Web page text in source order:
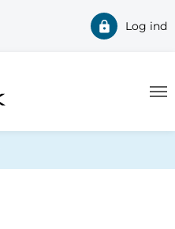
Log ind